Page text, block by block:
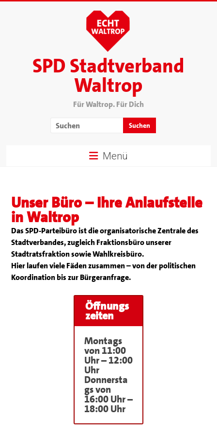
SPD Stadtverband
Waltrop
Für Waltrop. Für Dich
Menü
Unser Büro – Ihre Anlaufstelle
in Waltrop
Das SPD-Parteibüro ist die organisatorische Zentrale des
Stadtverbandes, zugleich Fraktionsbüro unserer
Stadtratsfraktion sowie Wahlkreisbüro.
Hier laufen viele Fäden zusammen – von der politischen
Koordination bis zur Bürgeranfrage.
Öffnungs
zeiten
Montags
von 11:00
Uhr – 12:00
Uhr
Donnersta
gs von
16:00 Uhr –
18:00 Uhr